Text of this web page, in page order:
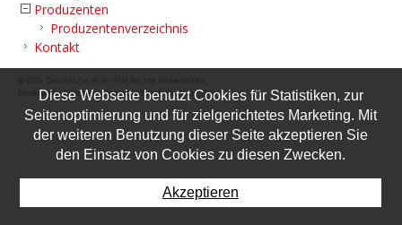
Produzenten
Produzentenverzeichnis
Kontakt
Powered by Artionet-Generated with IceCube2.Net
Diese Webseite benutzt Cookies für Statistiken, zur
Seitenoptimierung und für zielgerichtetes Marketing. Mit
der weiteren Benutzung dieser Seite akzeptieren Sie
den Einsatz von Cookies zu diesen Zwecken.
Akzeptieren